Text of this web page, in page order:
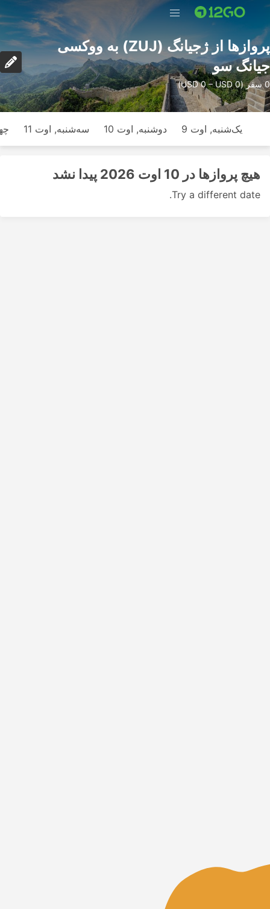
پرواز‌ها از ژجیانگ (ZUJ) به ووکسی
جیانگ سو
0 سفر (USD 0 – USD 0)
یک‌شنبه, اوت 9 دوشنبه, اوت 10 سه‌شنبه, اوت 11
هیچ پرواز‌ها در 10 اوت 2026 پیدا نشد
Try a different date.